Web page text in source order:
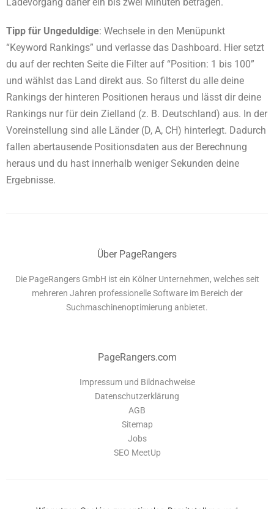
Tipp für Ungeduldige: Wechsele in den Menüpunkt
“Keyword Rankings” und verlasse das Dashboard. Hier setzt
du auf der rechten Seite die Filter auf “Position: 1 bis 100”
und wählst das Land direkt aus. So filterst du alle deine
Rankings der hinteren Positionen heraus und lässt dir deine
Rankings nur für dein Zielland (z. B. Deutschland) aus. In der
Voreinstellung sind alle Länder (D, A, CH) hinterlegt. Dadurch
fallen abertausende Positionsdaten aus der Berechnung
heraus und du hast innerhalb weniger Sekunden deine
Ergebnisse.
Über PageRangers
Die PageRangers GmbH ist ein Kölner Unternehmen, welches seit
mehreren Jahren professionelle Software im Bereich der
Suchmaschinenoptimierung anbietet.
PageRangers.com
Impressum und Bildnachweise
Datenschutzerklärung
AGB
Sitemap
Jobs
SEO MeetUp